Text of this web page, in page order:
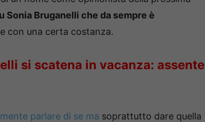
Sonia Bruganelli che da sempre è
con una certa costanza.
si scatena in vacanza: assente
parlare di se ma soprattutto dare quella